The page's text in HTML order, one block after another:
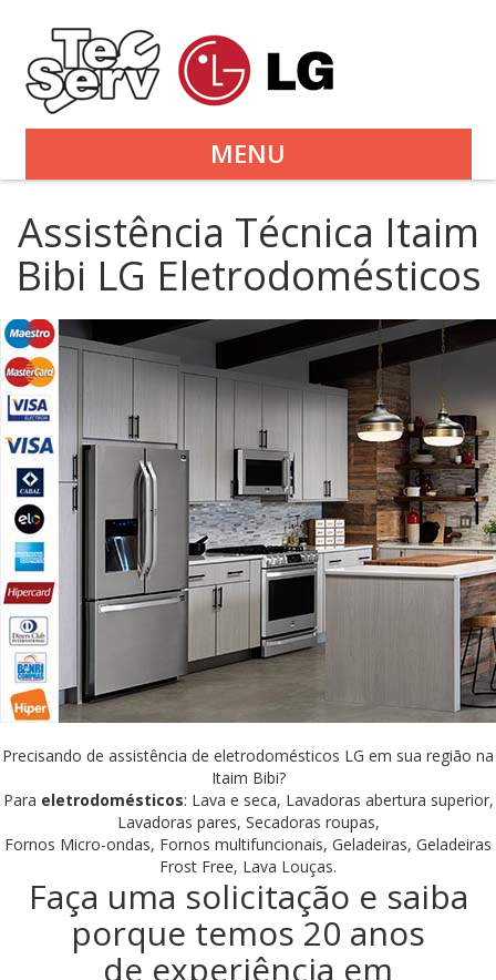
MENU
Assistência Técnica Itaim
Bibi LG Eletrodomésticos
Precisando de assistência de eletrodomésticos LG em sua região na
Itaim Bibi?
Para eletrodomésticos: Lava e seca, Lavadoras abertura superior,
Lavadoras pares, Secadoras roupas,
Fornos Micro-ondas, Fornos multifuncionais, Geladeiras, Geladeiras
Frost Free, Lava Louças.
Faça uma solicitação e saiba
porque temos 20 anos
de experiência em